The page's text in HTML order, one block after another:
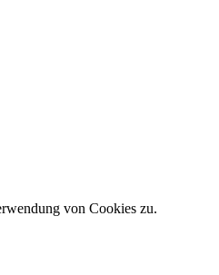
von Cookies zu.